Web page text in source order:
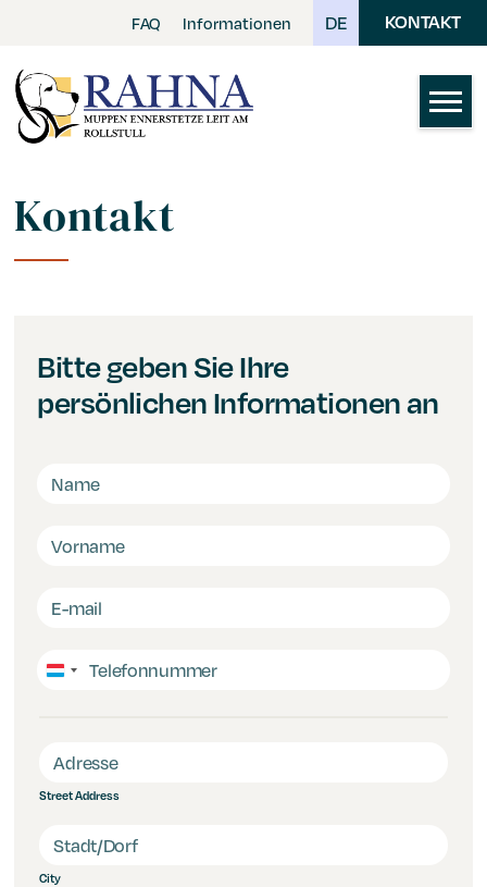
Skip
to
FAQ Informationen DE KONTAKT
Kontakt
Bitte geben Sie Ihre
persönlichen Informationen an
Luxembourg
Street Address
City